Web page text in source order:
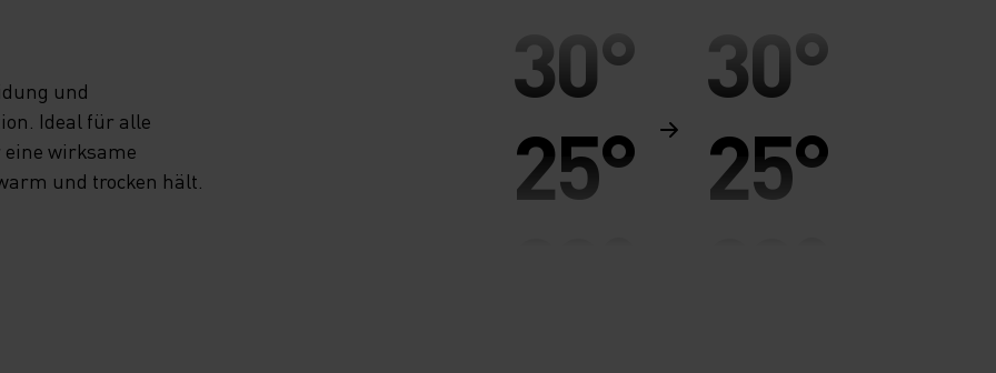
und
Ideal für alle
wirksame
und trocken hält.
30°
25°
30°
25°